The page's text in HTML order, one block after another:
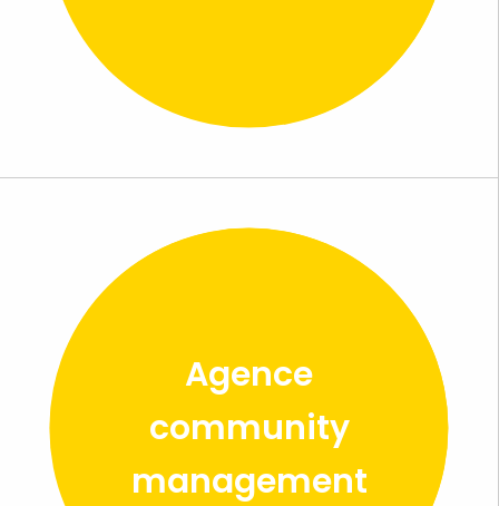
Agence
community
management